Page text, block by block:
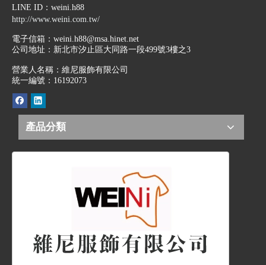
LINE ID ：weini.h88
http://www.weini.com.tw/
電子信箱： weini.h88@msa.hinet.net
公司地址： 新北市汐止區大同路一段499號3樓之3
營業人名稱：維尼服飾有限公司
統一編號：16192073
產品分類